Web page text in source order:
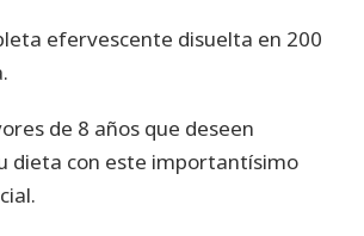
efervescente disuelta en 200
de 8 años que deseen
dieta con este importantísimo